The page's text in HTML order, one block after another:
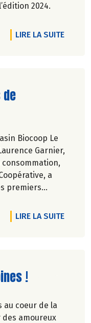
2024.
LIRE LA SUITEDE
de
Biocoop Le
Garnier,
a
premiers
LIRE LA SUITEDE
!
au coeur de la
amoureux